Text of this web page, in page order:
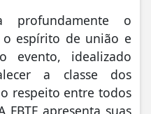
profundamente o
espírito de união e
evento, idealizado
a classe dos
respeito entre todos
apresenta suas